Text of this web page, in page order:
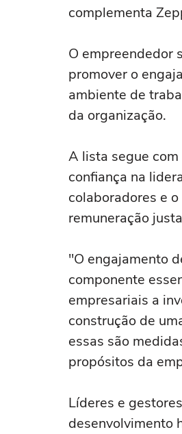
complementa
O empreendedor
promover o
ambiente de
da organização.
A lista segue
confiança na
colaboradores e
remuneração
"O engajamento
componente
empresariais a
construção de
essas são
propósitos da
Líderes e
desenvolvimento